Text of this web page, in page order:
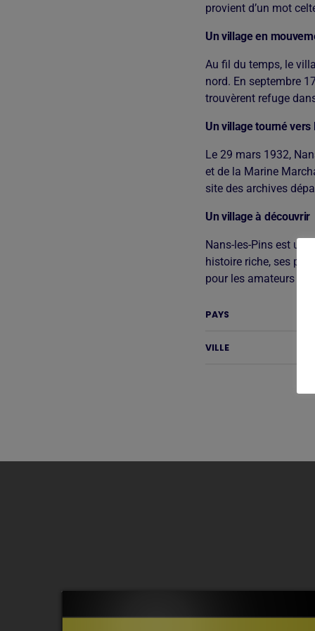
provient d’un mot
Un village en
Au fil du temps, le
nord. En septembre
trouvèrent refuge
Un village tourné vers
Le 29 mars 1932,
et de la Marine
site des archives
Un village à découvrir
Nans-les-Pins est un
histoire riche, ses
pour les amateurs de
PAYS
VILLE